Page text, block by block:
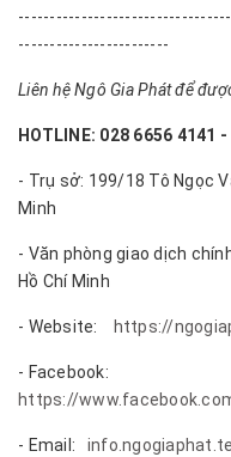
------------------------
Liên hệ Ngô Gia Phát để
HOTLINE: 028 6656 4141
- Trụ sở: 199/18 Tô Ngọc
Minh
- Văn phòng giao dịch
Hồ Chí Minh
- Website: https://
- Facebook:
https://
- Email: